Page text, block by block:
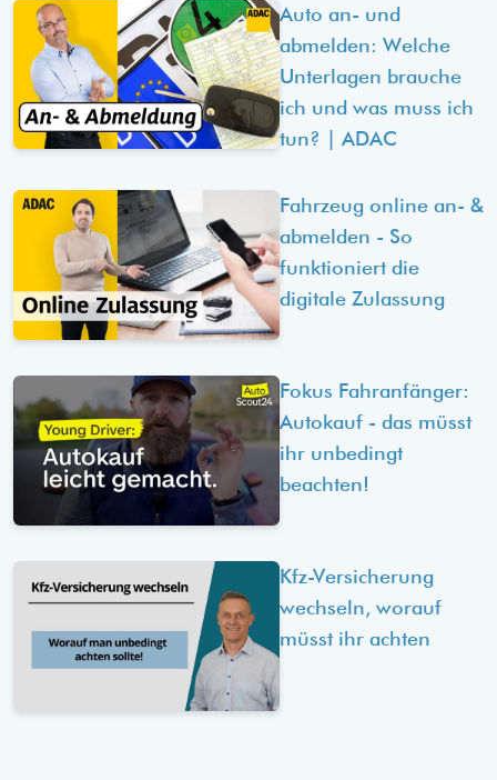
Auto an- und
abmelden: Welche
Unterlagen brauche
ich und was muss ich
tun? | ADAC
Fahrzeug online an- &
abmelden - So
funktioniert die
digitale Zulassung
Fokus Fahranfänger:
Autokauf - das müsst
ihr unbedingt
beachten!
Kfz-Versicherung
wechseln, worauf
müsst ihr achten